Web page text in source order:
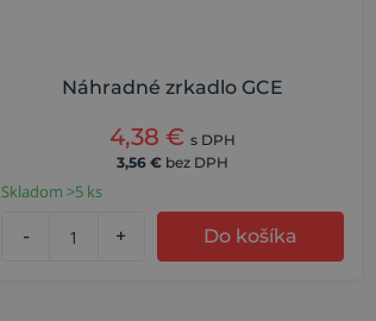
Náhradné zrkadlo GCE
4,38 € s DPH
3,56 € bez DPH
Skladom >5 ks
- + Do košíka